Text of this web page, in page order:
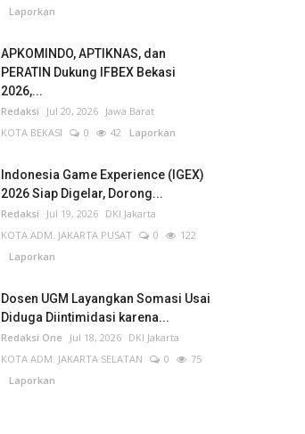
Laporkan
APKOMINDO, APTIKNAS, dan
PERATIN Dukung IFBEX Bekasi
2026,...
Redaksi Jul 20, 2026 Jawa Barat
KOTA BEKASI
0 42 Laporkan
Indonesia Game Experience (IGEX)
2026 Siap Digelar, Dorong...
Redaksi Jul 19, 2026 DKI Jakarta
KOTA ADM. JAKARTA PUSAT
0
122
Laporkan
Dosen UGM Layangkan Somasi Usai
Diduga Diintimidasi karena...
Redaksi One Jul 18, 2026 DKI Jakarta
KOTA ADM. JAKARTA SELATAN
0
75
Laporkan